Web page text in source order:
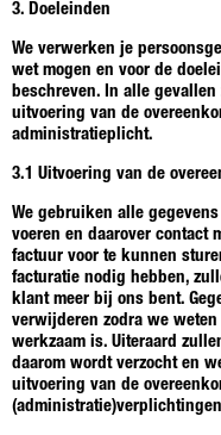
3. Doeleinden
We verwerken je
wet mogen en voor de
beschreven. In alle
uitvoering van de
administratieplicht.
3.1 Uitvoering van de
We gebruiken alle
voeren en daarover contact
factuur voor te kunnen
facturatie nodig hebben,
klant meer bij ons bent.
verwijderen zodra we
werkzaam is. Uiteraard
daarom wordt verzocht en
uitvoering van de